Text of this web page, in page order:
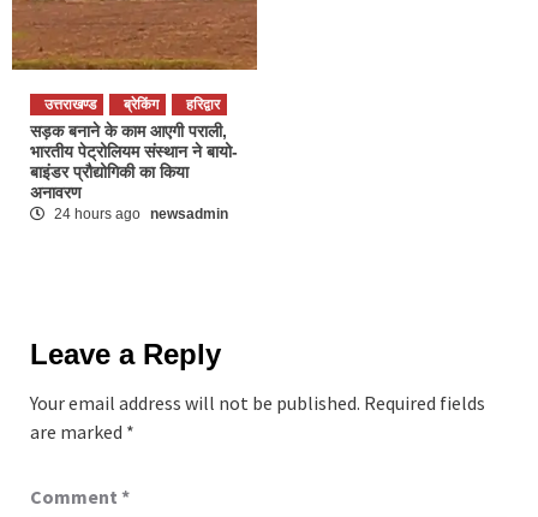
उत्तराखण्ड ब्रेकिंग हरिद्वार
सड़क बनाने के काम आएगी पराली,
भारतीय पेट्रोलियम संस्थान ने बायो-
बाइंडर प्रौद्योगिकी का किया
अनावरण
24 hours ago newsadmin
Leave a Reply
Your email address will not be published. Required fields
are marked *
Comment *